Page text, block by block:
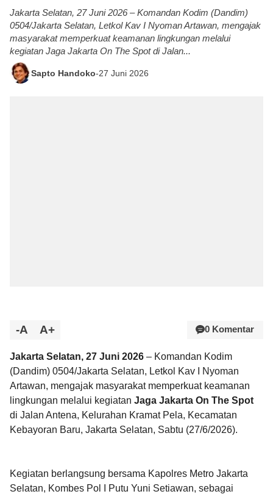
Jakarta Selatan, 27 Juni 2026 – Komandan Kodim (Dandim)
0504/Jakarta Selatan, Letkol Kav I Nyoman Artawan, mengajak
masyarakat memperkuat keamanan lingkungan melalui
kegiatan Jaga Jakarta On The Spot di Jalan...
Sapto Handoko-27 Juni 2026
-A A+ 0 Komentar
Jakarta Selatan, 27 Juni 2026 – Komandan Kodim
(Dandim) 0504/Jakarta Selatan, Letkol Kav I Nyoman
Artawan, mengajak masyarakat memperkuat keamanan
lingkungan melalui kegiatan Jaga Jakarta On The Spot
di Jalan Antena, Kelurahan Kramat Pela, Kecamatan
Kebayoran Baru, Jakarta Selatan, Sabtu (27/6/2026).
Kegiatan berlangsung bersama Kapolres Metro Jakarta
Selatan, Kombes Pol I Putu Yuni Setiawan, sebagai